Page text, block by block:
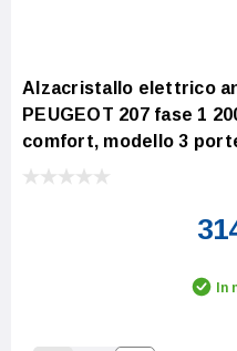
Alzacristallo elettrico
PEUGEOT 207 fase 1
comfort, modello 3
In